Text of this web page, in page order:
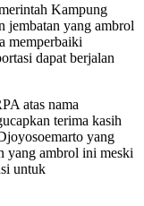
Kampung
jembatan yang ambrol
memperbaiki
dapat berjalan
atas nama
terima kasih
yang
yang ambrol ini meski
untuk